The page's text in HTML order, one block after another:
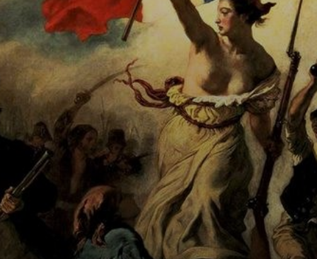
Im Zentrum: Die
Freiheit. Eine Frau
aus dem Volk,
echt lebendig. Sie
schwingt die
Trikolore, hält ein
Gewehr.